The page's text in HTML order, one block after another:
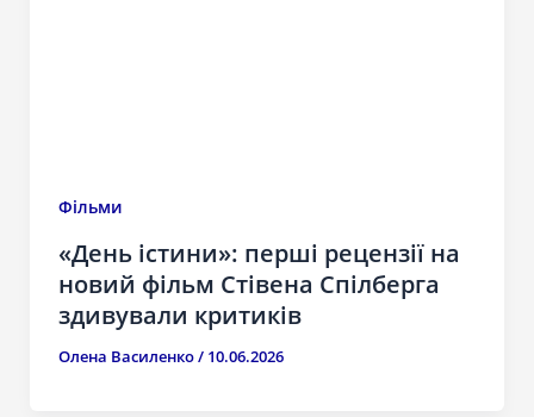
Фільми
«День істини»: перші рецензії на
новий фільм Стівена Спілберга
здивували критиків
Олена Василенко/ 10.06.2026